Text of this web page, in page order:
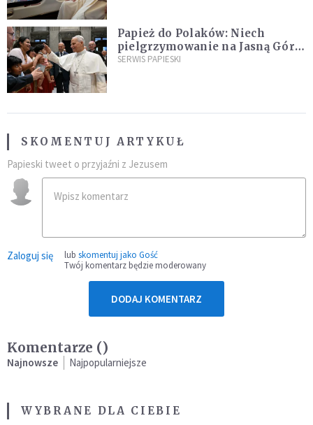
Papież do Polaków: Niech
pielgrzymowanie na Jasną Górę
umocni wiarę i nadzieję
SERWIS PAPIESKI
SKOMENTUJ ARTYKUŁ
Papieski tweet o przyjaźni z Jezusem
Zaloguj się lub skomentuj jako Gość
Twój komentarz będzie moderowany
DODAJ KOMENTARZ
Komentarze ()
Najnowsze Najpopularniejsze
WYBRANE DLA CIEBIE